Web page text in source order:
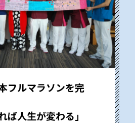
フルマラソンを完
ば人生が変わる」